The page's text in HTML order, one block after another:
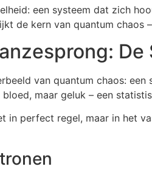
een systeem dat zich
de kern van quantum chaos
van quantum chaos:
maar geluk – een
in perfect regel, maar in het